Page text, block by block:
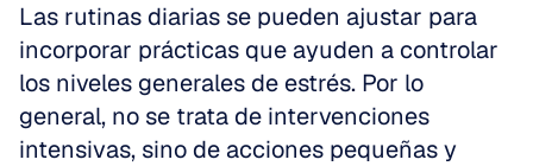
Las rutinas diarias se pueden ajustar para
incorporar prácticas que ayuden a controlar
los niveles generales de estrés. Por lo
general, no se trata de intervenciones
intensivas, sino de acciones pequeñas y